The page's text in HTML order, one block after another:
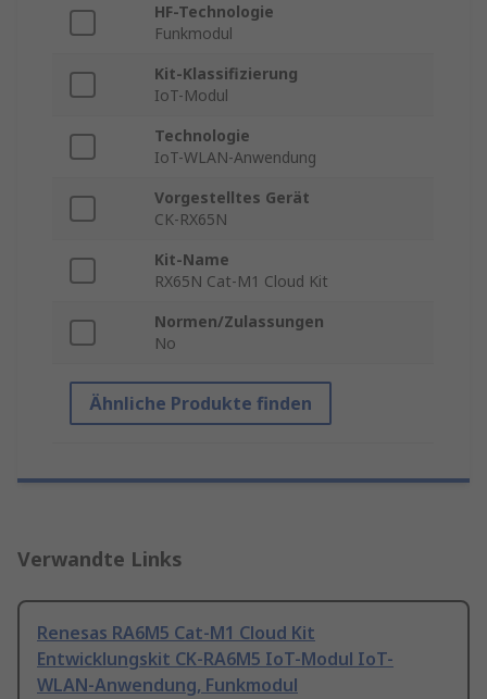
HF-Technologie
Funkmodul
Kit-Klassifizierung
IoT-Modul
Technologie
IoT-WLAN-Anwendung
Vorgestelltes Gerät
CK-RX65N
Kit-Name
RX65N Cat-M1 Cloud Kit
Normen/Zulassungen
No
Ähnliche Produkte finden
Verwandte Links
Renesas RA6M5 Cat-M1 Cloud Kit
Entwicklungskit CK-RA6M5 IoT-Modul IoT-
WLAN-Anwendung, Funkmodul